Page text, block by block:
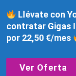
Llévate con
contratar Gigas
por 22,50 €/mes
Ver Oferta